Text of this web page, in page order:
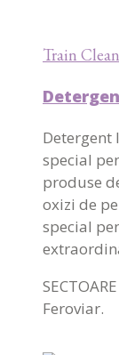
Train
Detergent
special
produse
oxizi de
special
Feroviar.